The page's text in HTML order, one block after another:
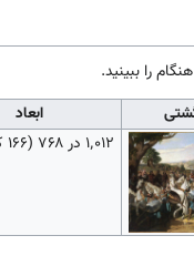
را ببینید.
ابعاد
۱٬۰۱۲ در ۷۶۸ (۱۶۶ کیلوبایت)